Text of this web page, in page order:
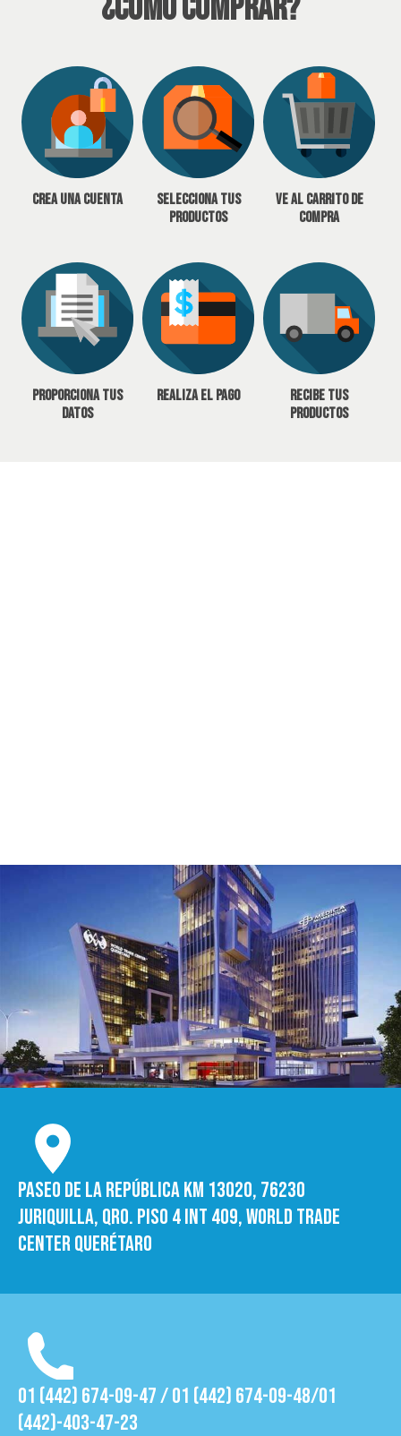
¿Cómo Comprar?
Crea una cuenta
Selecciona tus
productos
Ve al carrito de
compra
Proporciona tus
datos
Realiza el pago
Recibe tus
productos
Paseo de la República Km 13020, 76230
Juriquilla, Qro. Piso 4 int 409, World trade
Center Querétaro
01 (442) 674-09-47 / 01 (442) 674-09-48/01
(442)-403-47-23